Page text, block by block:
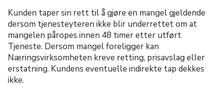
Kunden taper sin rett til å gjøre en mangel gjeldende
dersom tjenesteyteren ikke blir underrettet om at
mangelen påropes innen 48 timer etter utført
Tjeneste. Dersom mangel foreligger kan
Næringsvirksomheten kreve retting, prisavslag eller
erstatning. Kundens eventuelle indirekte tap dekkes
ikke.